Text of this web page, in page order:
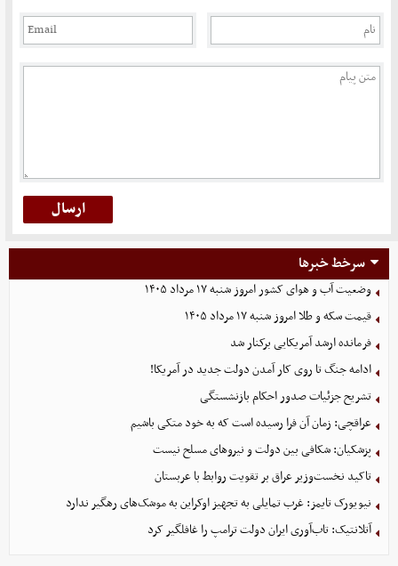
سرخط خبرها
وضعیت آب و هوای کشور امروز شنبه ۱۷ مرداد ۱۴۰۵
قیمت سکه و طلا امروز شنبه ۱۷ مرداد ۱۴۰۵
فرمانده ارشد آمریکایی برکنار شد
ادامه جنگ تا روی کار آمدن دولت جدید در آمریکا!
تشریح جزئیات صدور احکام بازنشستگی
عراقچی: زمان آن فرا رسیده است که به خود متکی باشیم
پزشکیان: شکافی بین دولت و نیروهای مسلح نیست
تاکید نخست‌وزیر عراق بر تقویت روابط با عربستان
نیویورک تایمز: غرب تمایلی به تجهیز اوکراین به موشک‌های رهگیر ندارد
آتلانتیک: تاب‌آوری ایران دولت ترامپ را غافلگیر کرد